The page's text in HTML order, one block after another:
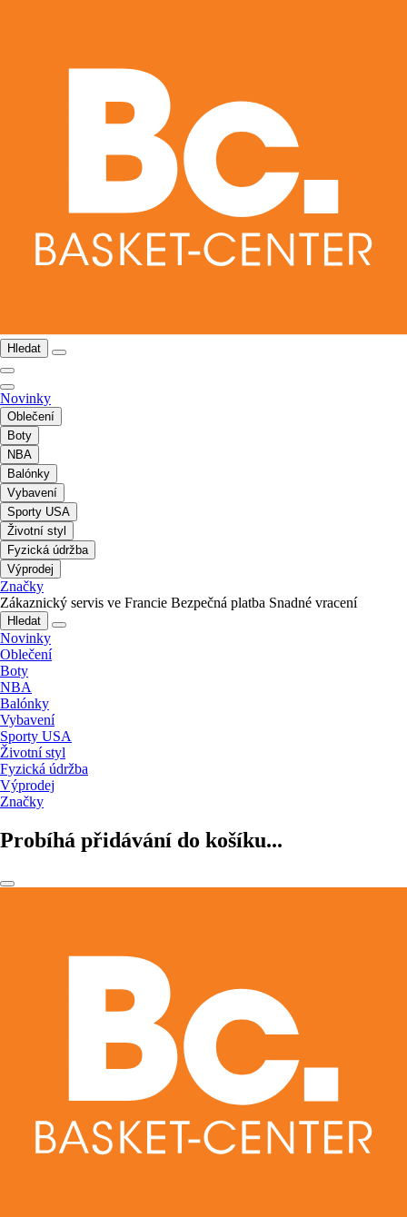
Hledat
Novinky
Oblečení
Boty
NBA
Balónky
Vybavení
Sporty USA
Životní styl
Fyzická údržba
Výprodej
Značky
Zákaznický servis ve Francie Bezpečná platba Snadné vracení
Hledat
Novinky
Oblečení
Boty
NBA
Balónky
Vybavení
Sporty USA
Životní styl
Fyzická údržba
Výprodej
Značky
Probíhá přidávání do košíku...